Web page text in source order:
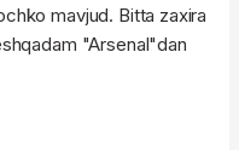
mavjud. Bitta zaxira
"Arsenal"dan